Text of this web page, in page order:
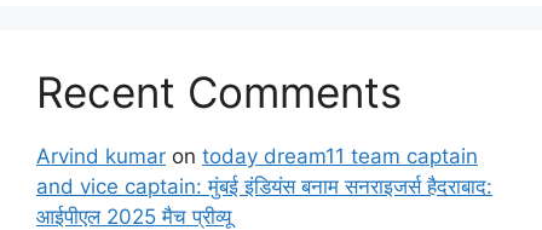
Recent Comments
Arvind kumar on today dream11 team captain
and vice captain: मुंबई इंडियंस बनाम सनराइजर्स हैदराबाद:
आईपीएल 2025 मैच प्रीव्यू